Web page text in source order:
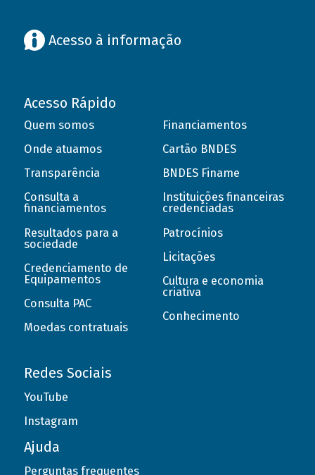
Acesso à informação
Acesso Rápido
Quem somos
Onde atuamos
Transparência
Consulta a
financiamentos
Resultados para a
sociedade
Credenciamento de
Equipamentos
Consulta PAC
Moedas contratuais
Financiamentos
Cartão BNDES
BNDES Finame
Instituições financeiras
credenciadas
Patrocínios
Licitações
Cultura e economia
criativa
Conhecimento
Redes Sociais
YouTube
Instagram
Ajuda
Perguntas frequentes